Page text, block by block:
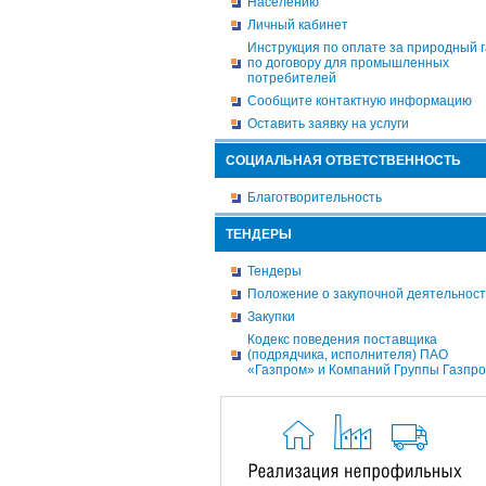
Личный кабинет
Инструкция по оплате за природный
по договору для промышленных
потребителей
Сообщите контактную информацию
Оставить заявку на услуги
СОЦИАЛЬНАЯ ОТВЕТСТВЕННОСТЬ
Благотворительность
ТЕНДЕРЫ
Тендеры
Положение о закупочной
Закупки
Кодекс поведения поставщика
(подрядчика, исполнителя) ПАО
«Газпром» и Компаний Группы